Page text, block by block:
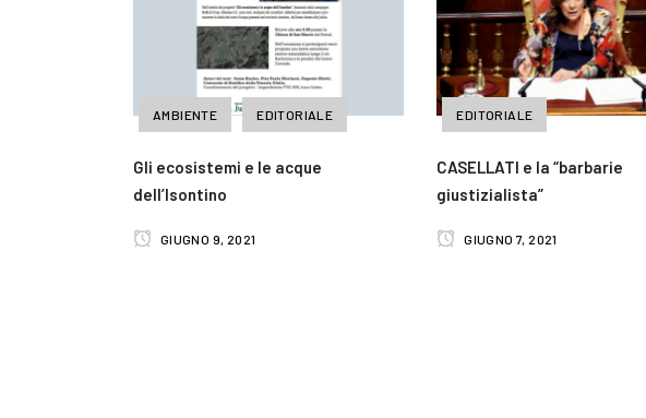
AMBIENTE EDITORIALE
Gli ecosistemi e le acque
dell’Isontino
GIUGNO 9, 2021
EDITORIALE
CASELLATI e la “barbarie
giustizialista”
GIUGNO 7, 2021